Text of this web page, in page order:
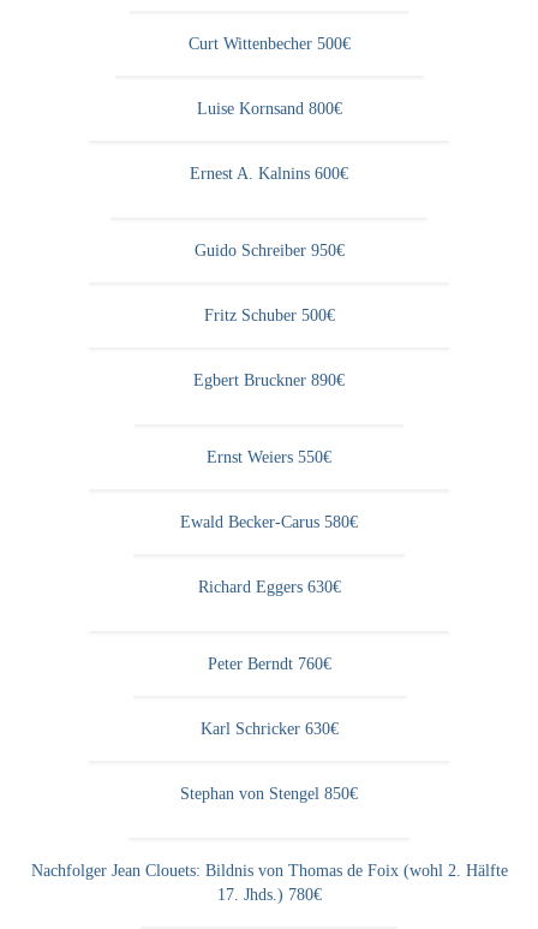
ImpressumCurt Wittenbecher 500€
Luise Kornsand 800€
Ernest A. Kalnins 600€
Guido Schreiber 950€
Fritz Schuber 500€
Egbert Bruckner 890€
Ernst Weiers 550€
Ewald Becker-Carus 580€
Richard Eggers 630€
Peter Berndt 760€
Karl Schricker 630€
Stephan von Stengel 850€
Nachfolger Jean Clouets: Bildnis von Thomas de Foix (wohl 2. Hälfte
17. Jhds.) 780€